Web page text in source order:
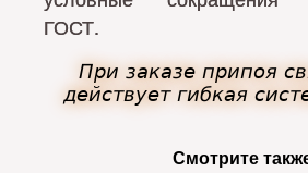
ГОСТ.
При заказе припоя
действует гибкая
Смотрите